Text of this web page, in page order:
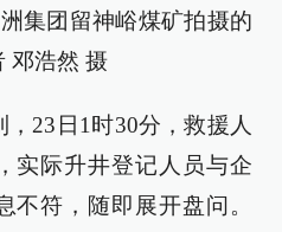
集团留神峪煤矿拍摄的
邓浩然 摄
23日1时30分，救援人
实际升井登记人员与企
不符，随即展开盘问。